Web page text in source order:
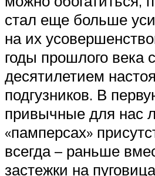
стал еще больше
на их
годы прошлого века
десятилетием
подгузников. В
привычные для нас
«памперсах»
всегда – раньше
застежки на